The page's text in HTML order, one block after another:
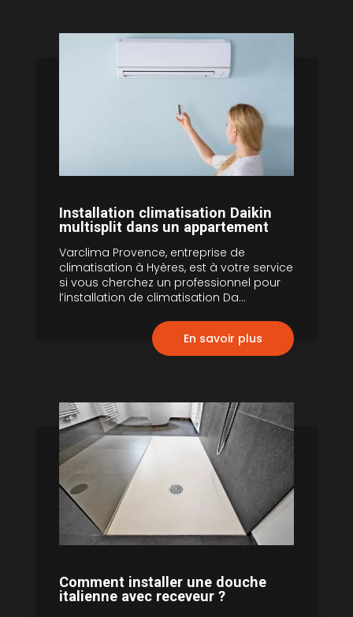
Installation climatisation Daikin
multisplit dans un appartement
Varclima Provence, entreprise de
climatisation à Hyères, est à votre service
si vous cherchez un professionnel pour
l’installation de climatisation Da...
En savoir plus
Comment installer une douche
italienne avec receveur ?